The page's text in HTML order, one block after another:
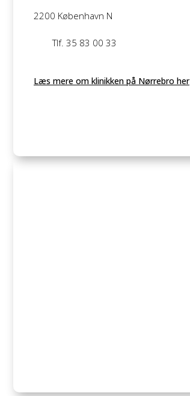
2200 København N
Tlf. 35 83 00 33
Læs mere om klinikken på Nørrebro her